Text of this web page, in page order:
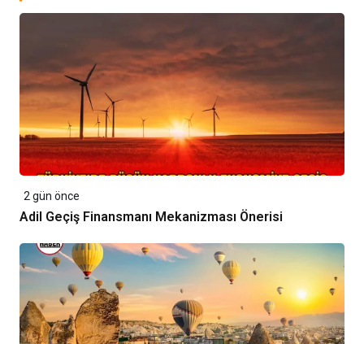
2 gün önce
Adil Geçiş Finansmanı Mekanizması Önerisi